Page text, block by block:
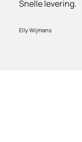
Snelle levering.
Elly Wijmans